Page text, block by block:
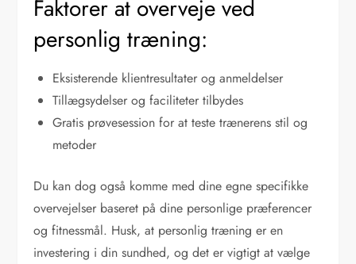
Faktorer at overveje ved
personlig træning:
Eksisterende klientresultater og anmeldelser
Tillægsydelser og faciliteter tilbydes
Gratis prøvesession for at teste trænerens stil og
metoder
Du kan dog også komme med dine egne specifikke
overvejelser baseret på dine personlige præferencer
og fitnessmål. Husk, at personlig træning er en
investering i din sundhed, og det er vigtigt at vælge